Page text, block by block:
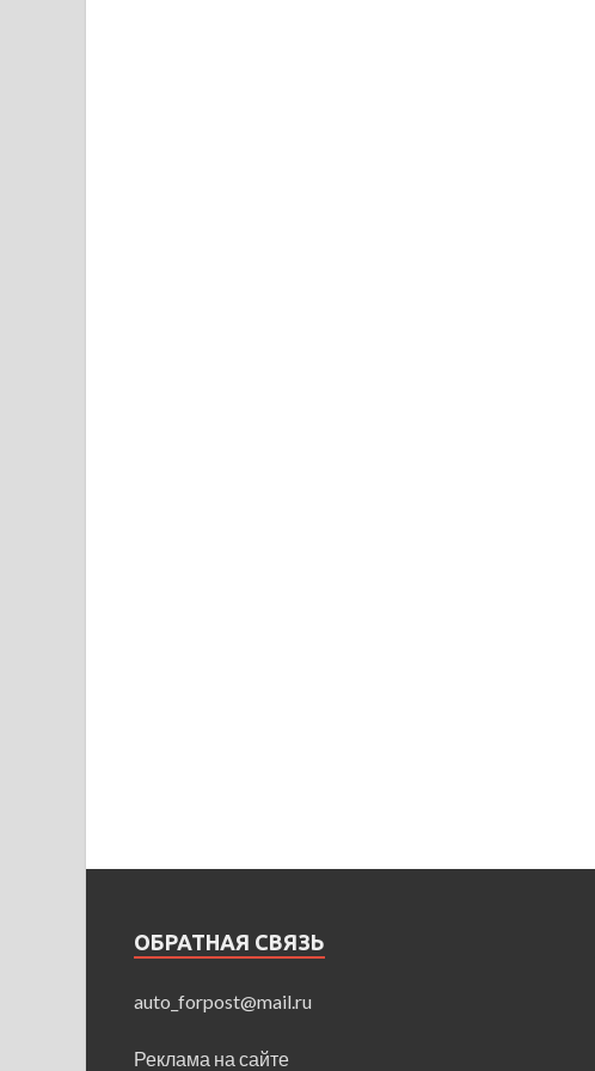
ОБРАТНАЯ СВЯЗЬ
auto_forpost@mail.ru
Реклама на сайте